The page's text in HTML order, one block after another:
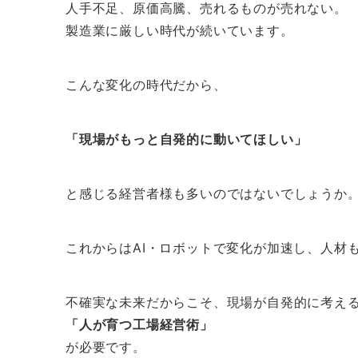
人手不足、原価高騰、売れるものが売れない。
製造業に厳しい時代が続いています。
こんな変化の時代だから、
「現場がもっと自発的に動いてほしい」
と感じる経営者様も多いのではないでしょうか。
これからはAI・ロボットで変化が加速し、人材
不確実な未来だからこそ、現場が自発的に考える
「人が育つ工場経営術」
が必要です。